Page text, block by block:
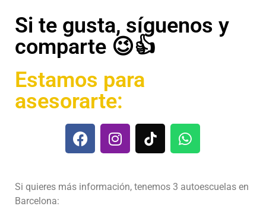
Si te gusta, síguenos y
comparte 😉👍
Estamos para
asesorarte:
Si quieres más información, tenemos 3 autoescuelas en
Barcelona: